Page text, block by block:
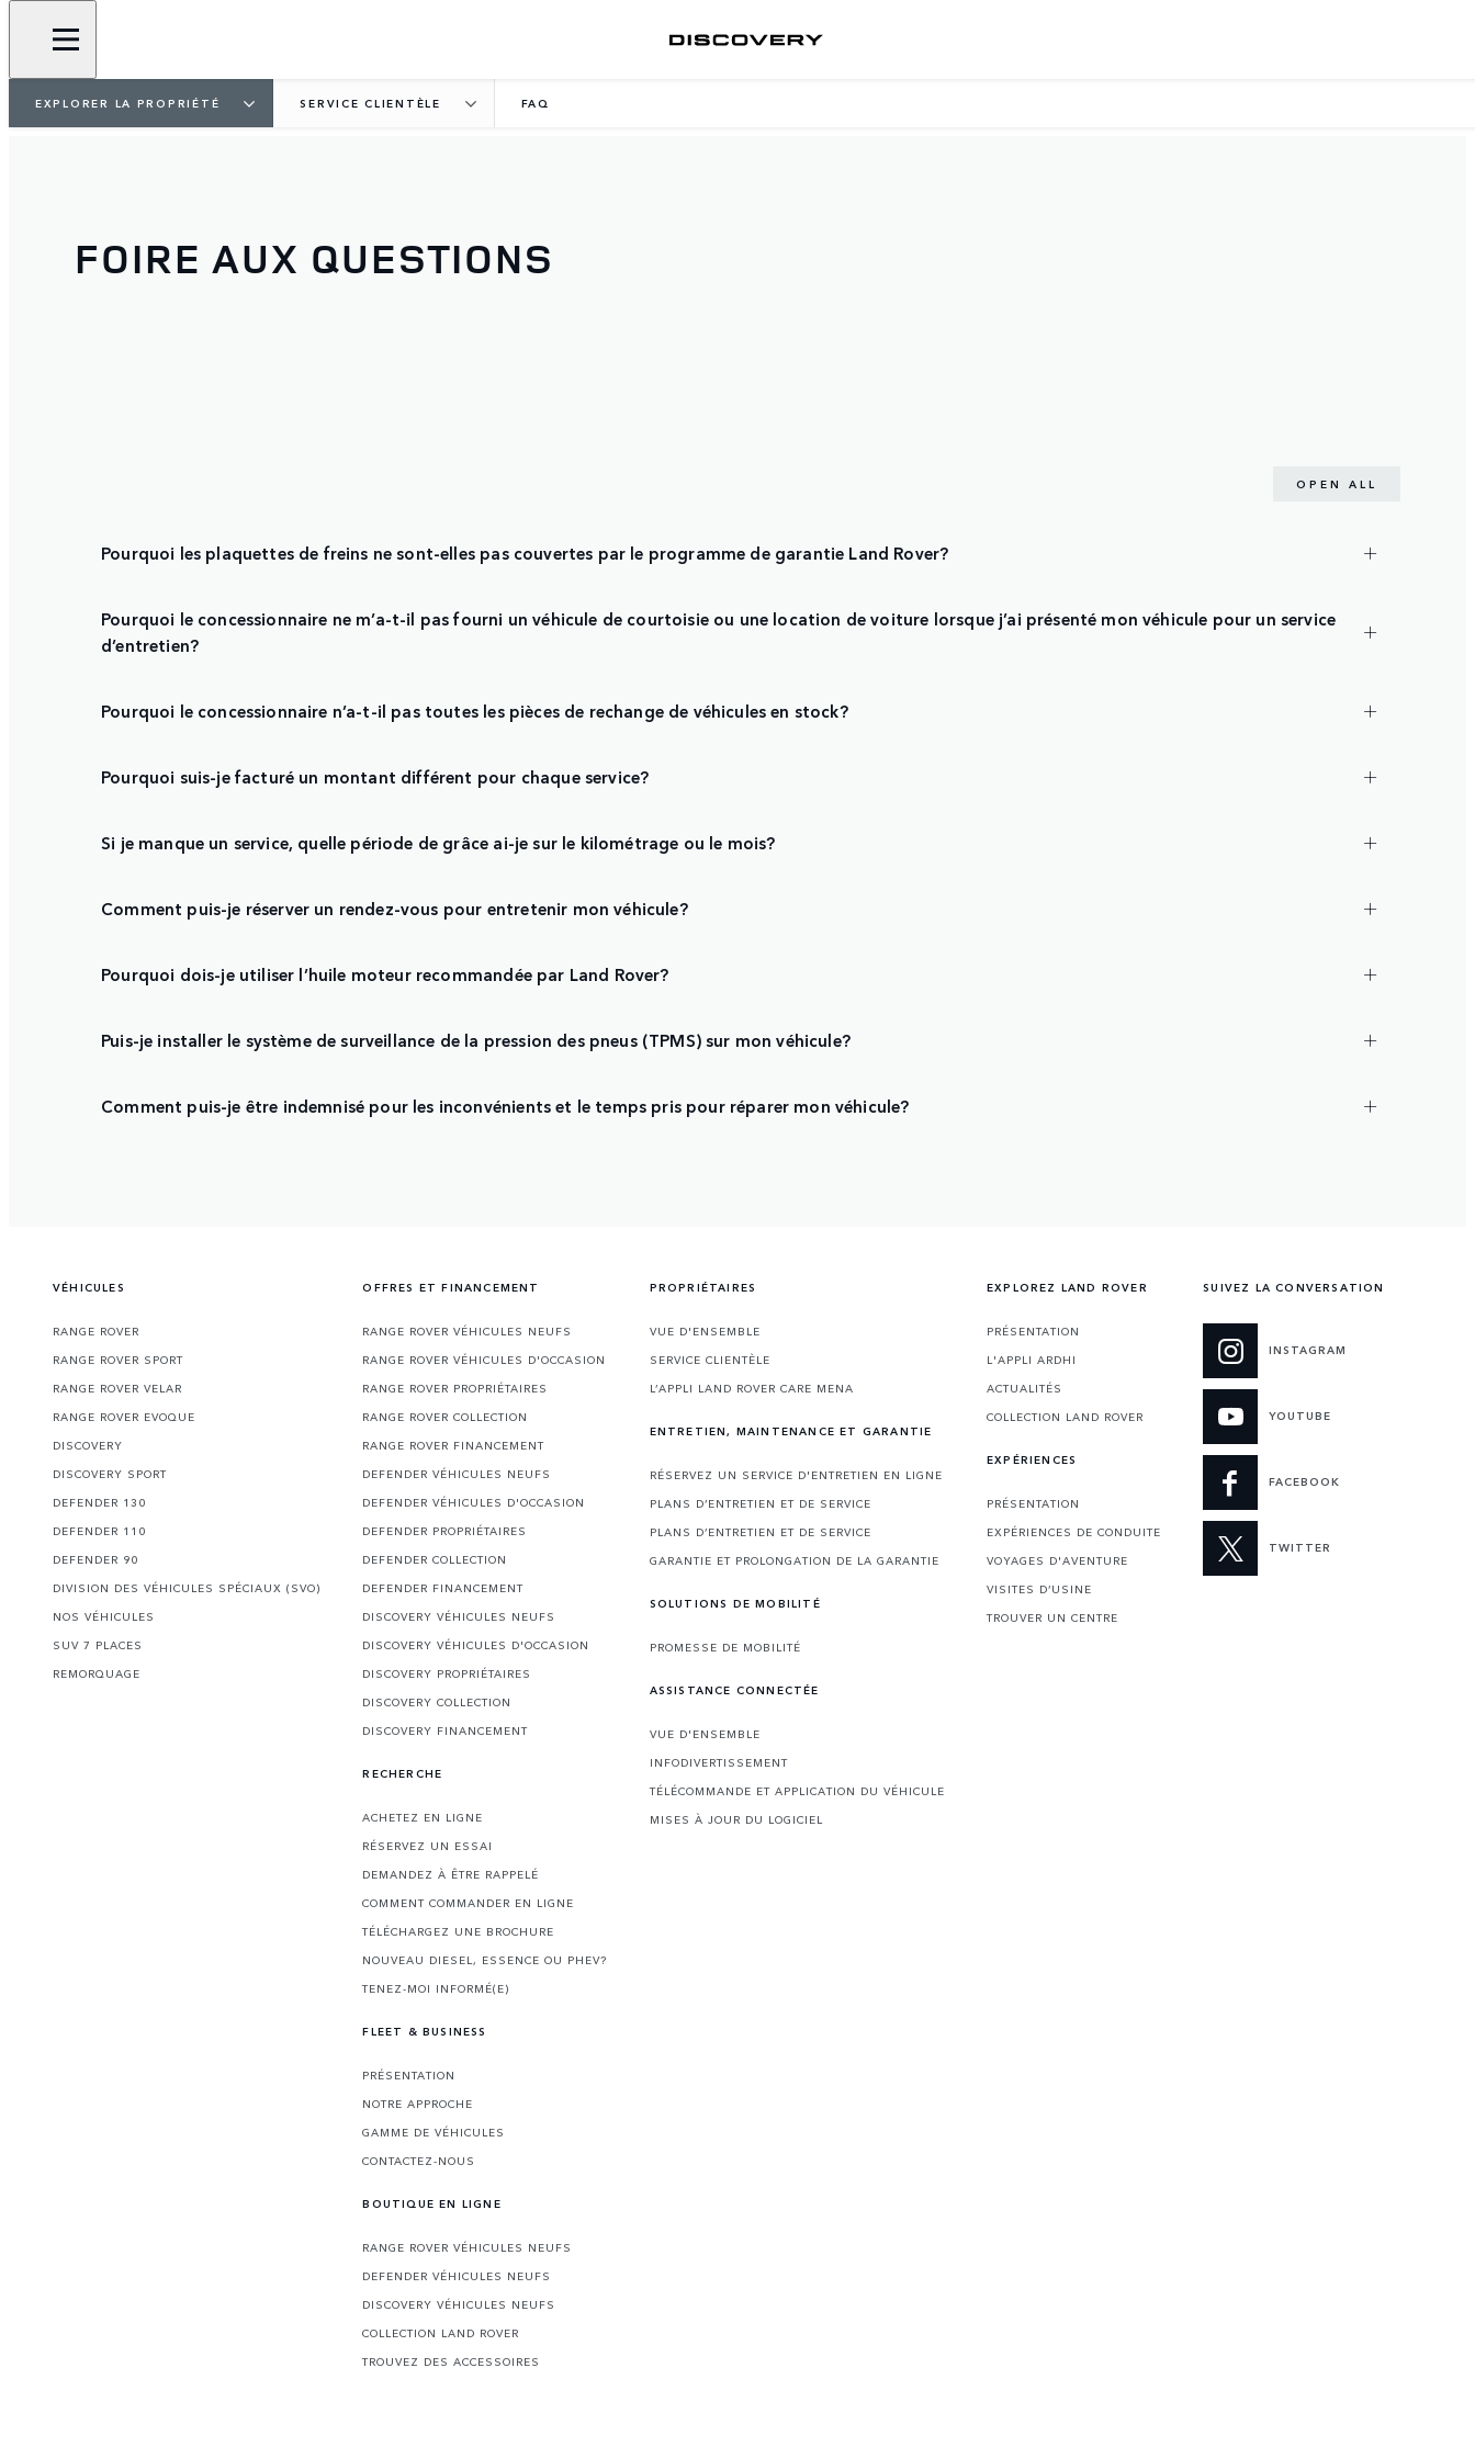
EXPLORER LA PROPRIÉTÉ SERVICE CLIENTÈLE FAQ
FOIRE AUX QUESTIONS
OPEN ALL
Pourquoi les plaquettes de freins ne sont-elles pas couvertes par le programme de garantie Land Rover?
Pourquoi le concessionnaire ne m’a-t-il pas fourni un véhicule de courtoisie ou une location de voiture lorsque j’ai présenté mon véhicule pour un service
d’entretien?
Pourquoi le concessionnaire n’a-t-il pas toutes les pièces de rechange de véhicules en stock?
Pourquoi suis-je facturé un montant différent pour chaque service?
Si je manque un service, quelle période de grâce ai-je sur le kilométrage ou le mois?
Comment puis-je réserver un rendez-vous pour entretenir mon véhicule?
Pourquoi dois-je utiliser l’huile moteur recommandée par Land Rover?
Puis-je installer le système de surveillance de la pression des pneus (TPMS) sur mon véhicule?
Comment puis-je être indemnisé pour les inconvénients et le temps pris pour réparer mon véhicule?
VÉHICULES
RANGE ROVER
RANGE ROVER SPORT
RANGE ROVER VELAR
RANGE ROVER EVOQUE
DISCOVERY
DISCOVERY SPORT
DEFENDER 130
DEFENDER 110
DEFENDER 90
DIVISION DES VÉHICULES SPÉCIAUX (SVO)
NOS VÉHICULES
SUV 7 PLACES
REMORQUAGE
OFFRES ET FINANCEMENT
RANGE ROVER VÉHICULES NEUFS
RANGE ROVER VÉHICULES D'OCCASION
RANGE ROVER PROPRIÉTAIRES
RANGE ROVER COLLECTION
RANGE ROVER FINANCEMENT
DEFENDER VÉHICULES NEUFS
DEFENDER VÉHICULES D'OCCASION
DEFENDER PROPRIÉTAIRES
DEFENDER COLLECTION
DEFENDER FINANCEMENT
DISCOVERY VÉHICULES NEUFS
DISCOVERY VÉHICULES D'OCCASION
DISCOVERY PROPRIÉTAIRES
DISCOVERY COLLECTION
DISCOVERY FINANCEMENT
RECHERCHE
ACHETEZ EN LIGNE
RÉSERVEZ UN ESSAI
DEMANDEZ À ÊTRE RAPPELÉ
COMMENT COMMANDER EN LIGNE
TÉLÉCHARGEZ UNE BROCHURE
NOUVEAU DIESEL, ESSENCE OU PHEV?
TENEZ-MOI INFORMÉ(E)
FLEET & BUSINESS
PRÉSENTATION
NOTRE APPROCHE
GAMME DE VÉHICULES
CONTACTEZ-NOUS
BOUTIQUE EN LIGNE
RANGE ROVER VÉHICULES NEUFS
DEFENDER VÉHICULES NEUFS
DISCOVERY VÉHICULES NEUFS
COLLECTION LAND ROVER
TROUVEZ DES ACCESSOIRES
PROPRIÉTAIRES
VUE D'ENSEMBLE
SERVICE CLIENTÈLE
L’APPLI LAND ROVER CARE MENA
ENTRETIEN, MAINTENANCE ET GARANTIE
RÉSERVEZ UN SERVICE D'ENTRETIEN EN LIGNE
PLANS D’ENTRETIEN ET DE SERVICE
PLANS D’ENTRETIEN ET DE SERVICE
GARANTIE ET PROLONGATION DE LA GARANTIE
SOLUTIONS DE MOBILITÉ
PROMESSE DE MOBILITÉ
ASSISTANCE CONNECTÉE
VUE D'ENSEMBLE
INFODIVERTISSEMENT
TÉLÉCOMMANDE ET APPLICATION DU VÉHICULE
MISES À JOUR DU LOGICIEL
EXPLOREZ LAND ROVER
PRÉSENTATION
L'APPLI ARDHI
ACTUALITÉS
COLLECTION LAND ROVER
EXPÉRIENCES
PRÉSENTATION
EXPÉRIENCES DE CONDUITE
VOYAGES D'AVENTURE
VISITES D’USINE
TROUVER UN CENTRE
SUIVEZ LA CONVERSATION
INSTAGRAM
YOUTUBE
FACEBOOK
TWITTER